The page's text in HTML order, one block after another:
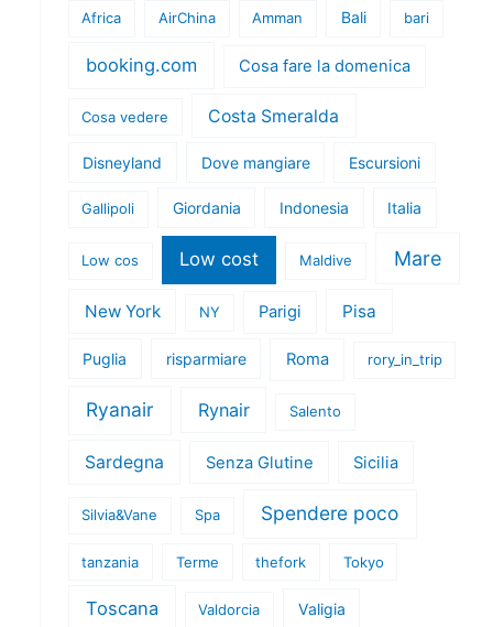
Africa AirChina Amman Bali bari
booking.com Cosa fare la domenica
Cosa vedere Costa Smeralda
Disneyland Dove mangiare Escursioni
Gallipoli Giordania Indonesia Italia
Low cos Low cost Maldive Mare
New York NY Parigi Pisa
Puglia risparmiare Roma rory_in_trip
Ryanair Rynair Salento
Sardegna Senza Glutine Sicilia
Silvia&Vane Spa Spendere poco
tanzania Terme thefork Tokyo
Toscana Valdorcia Valigia